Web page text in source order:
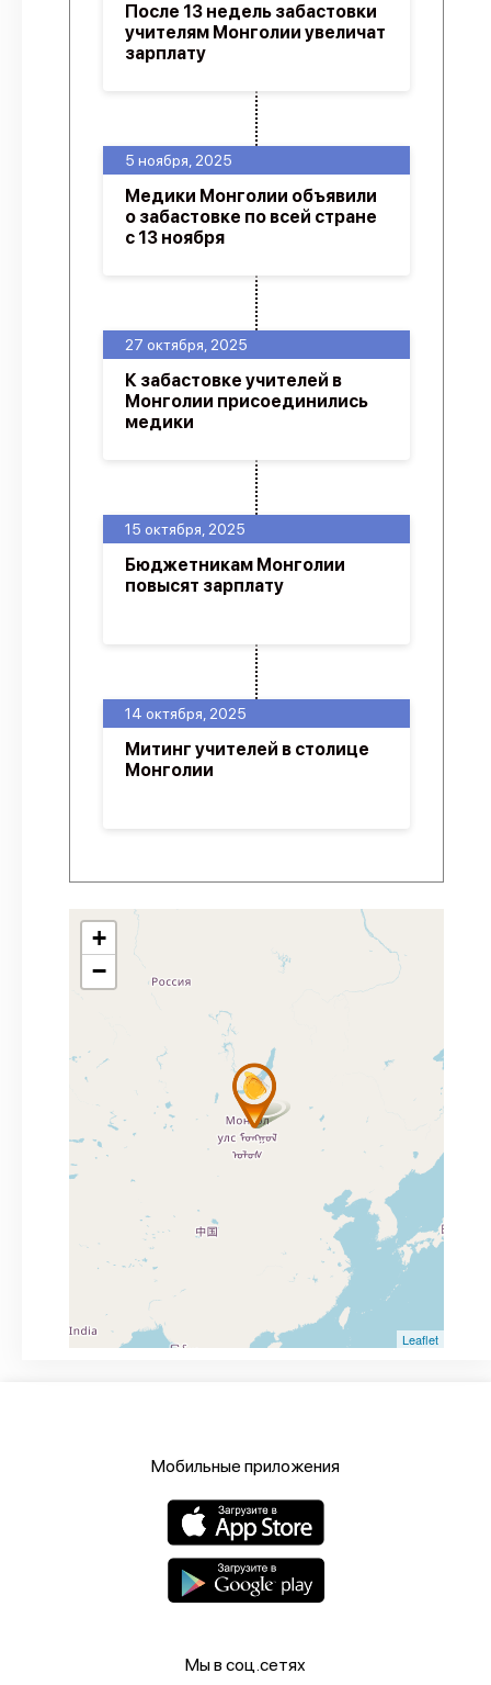
14 октября, 2025
Митинг учителей в столице
Монголии
15 октября, 2025
Бюджетникам Монголии
повысят зарплату
27 октября, 2025
К забастовке учителей в
Монголии присоединились
медики
5 ноября, 2025
Медики Монголии объявили
о забастовке по всей стране
с 13 ноября
После 13 недель забастовки
учителям Монголии увеличат
зарплату
+
−
Leaflet
Мобильные приложения
Мы в соц.сетях